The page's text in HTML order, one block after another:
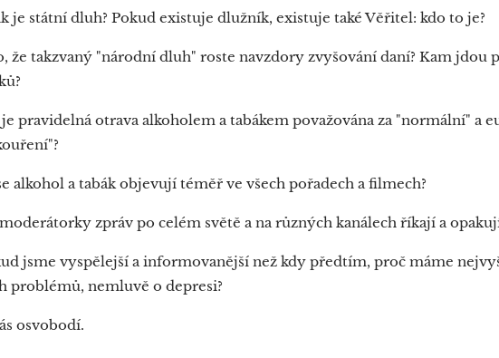
je státní dluh? Pokud existuje dlužník, existuje také Věřitel: kdo to je?
že takzvaný "národní dluh" roste navzdory zvyšování daní? Kam jdou
pravidelná otrava alkoholem a tabákem považována za "normální" a
alkohol a tabák objevují téměř ve všech pořadech a filmech?
zpráv po celém světě a na různých kanálech říkají a
jsme vyspělejší a informovanější než kdy předtím, proč máme
problémů, nemluvě o depresi?
osvobodí.